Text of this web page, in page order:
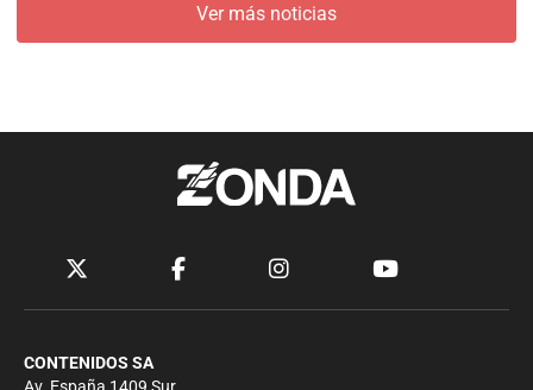
Ver más noticias
CONTENIDOS SA